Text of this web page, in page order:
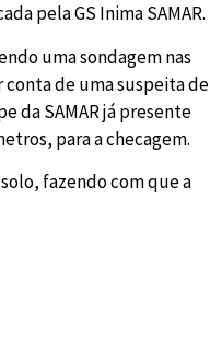
pela GS Inima SAMAR.
uma sondagem nas
conta de uma suspeita de
da SAMAR já presente
para a checagem.
fazendo com que a